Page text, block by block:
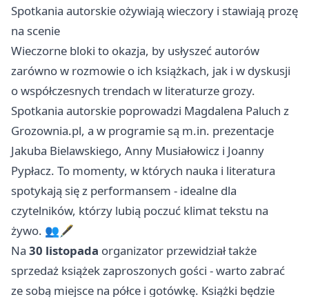
Spotkania autorskie ożywiają wieczory i stawiają prozę
na scenie
Wieczorne bloki to okazja, by usłyszeć autorów
zarówno w rozmowie o ich książkach, jak i w dyskusji
o współczesnych trendach w literaturze grozy.
Spotkania autorskie poprowadzi Magdalena Paluch z
Grozownia.pl, a w programie są m.in. prezentacje
Jakuba Bielawskiego, Anny Musiałowicz i Joanny
Pypłacz. To momenty, w których nauka i literatura
spotykają się z performansem - idealne dla
czytelników, którzy lubią poczuć klimat tekstu na
żywo. 👥🖋️
Na 30 listopada organizator przewidział także
sprzedaż książek zaproszonych gości - warto zabrać
ze sobą miejsce na półce i gotówkę. Książki będzie